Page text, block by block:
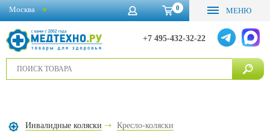
0 МЕНЮ
+7 495-432-32-22
Москва
Инвалидные коляски Кресло-коляски